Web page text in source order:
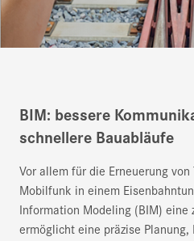
BIM: bessere
schnellere Bauabläufe
Vor allem für die Erneuerung von
Mobilfunk in einem
Information Modeling (BIM) eine
ermöglicht eine präzise